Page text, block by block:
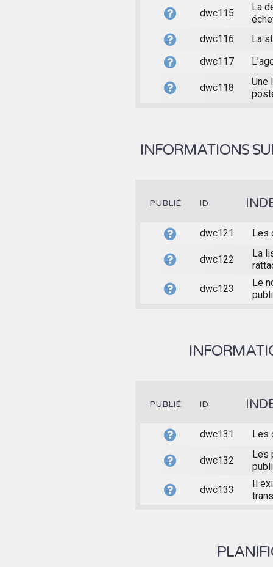
dwc115
La
dwc116
La
dwc117
dwc118
Une
INFORMATIONS
PUBLIÉ ID
dwc121 Les
dwc122
La
dwc123
Le
PUBLIÉ ID
dwc131 Les
dwc132
Les
dwc133
Il